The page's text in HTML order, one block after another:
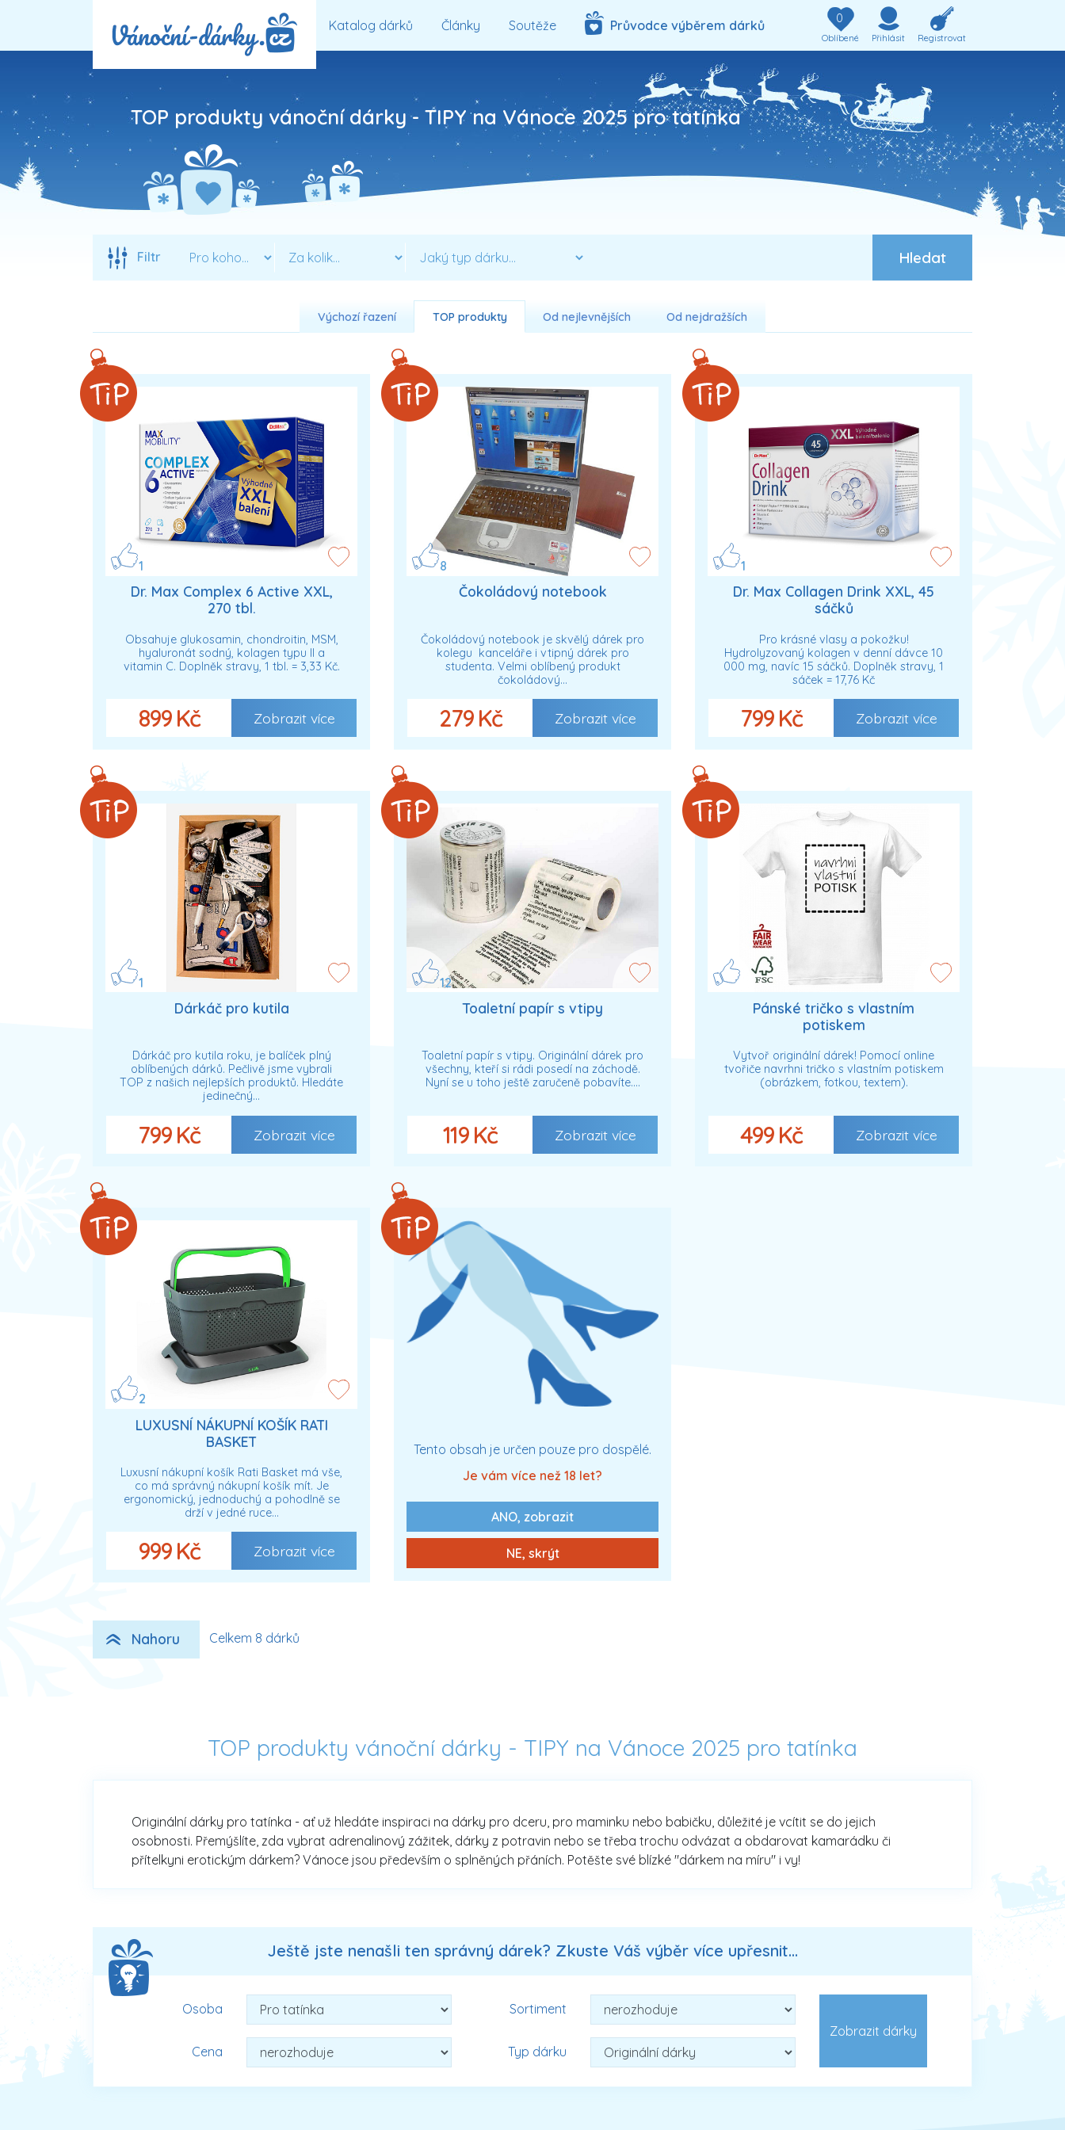
Katalog dárků Články Soutěže Průvodce výběrem dárků 0
Oblíbené Přihlásit Registrovat
TOP produkty vánoční dárky - TIPY na Vánoce 2025 pro tatínka
Filtr
Výchozí řazení TOP produkty Od nejlevnějších Od nejdražších
1
Dr. Max Complex 6 Active XXL,
270 tbl.
Obsahuje glukosamin, chondroitin, MSM,
hyaluronát sodný, kolagen typu II a
vitamin C. Doplněk stravy, 1 tbl. = 3,33 Kč.
899 Kč Zobrazit více
8
Čokoládový notebook
Čokoládový notebook je skvělý dárek pro
kolegu kanceláře i vtipný dárek pro
studenta. Velmi oblíbený produkt
čokoládový…
279 Kč Zobrazit více
1
Dr. Max Collagen Drink XXL, 45
sáčků
Pro krásné vlasy a pokožku!
Hydrolyzovaný kolagen v denní dávce 10
000 mg, navíc 15 sáčků. Doplněk stravy, 1
sáček = 17,76 Kč
799 Kč Zobrazit více
1
Dárkáč pro kutila
Dárkáč pro kutila roku, je balíček plný
oblíbených dárků. Pečlivě jsme vybrali
TOP z našich nejlepších produktů. Hledáte
jedinečný…
799 Kč Zobrazit více
12
Toaletní papír s vtipy
Toaletní papír s vtipy. Originální dárek pro
všechny, kteří si rádi posedí na záchodě.
Nyní se u toho ještě zaručeně pobavíte.…
119 Kč Zobrazit více
Pánské tričko s vlastním
potiskem
Vytvoř originální dárek! Pomocí online
tvořiče navrhni tričko s vlastním potiskem
(obrázkem, fotkou, textem).
499 Kč Zobrazit více
2
LUXUSNÍ NÁKUPNÍ KOŠÍK RATI
BASKET
Luxusní nákupní košík Rati Basket má vše,
co má správný nákupní košík mít. Je
ergonomický, jednoduchý a pohodlně se
drží v jedné ruce…
999 Kč Zobrazit více Zobrazit více
Tento obsah je určen pouze pro dospělé.
Je vám více než 18 let?
ANO, zobrazit
NE, skrýt
Nahoru Celkem 8 dárků
TOP produkty vánoční dárky - TIPY na Vánoce 2025 pro tatínka
Originální dárky pro tatínka - ať už hledáte inspiraci na dárky pro dceru, pro maminku nebo babičku, důležité je vcítit se do jejich
osobnosti. Přemýšlíte, zda vybrat adrenalinový zážitek, dárky z potravin nebo se třeba trochu odvázat a obdarovat kamarádku či
přítelkyni erotickým dárkem? Vánoce jsou především o splněných přáních. Potěšte své blízké "dárkem na míru" i vy!
Ještě jste nenašli ten správný dárek? Zkuste Váš výběr více upřesnit...
Osoba
Cena
Sortiment
Typ dárku